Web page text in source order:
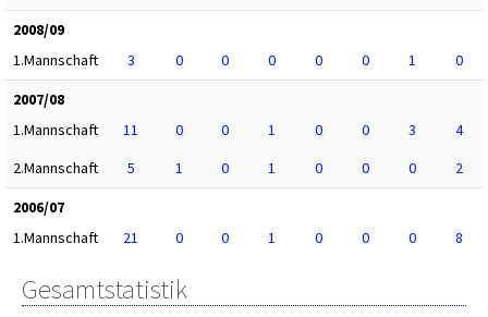
2008/09
1.Mannschaft
3 0 0 0 0 0 1
0
2007/08
1.Mannschaft
11 0 0 1 0 0 3
4
2.Mannschaft
5 1 0 1 0 0 0
2
2006/07
1.Mannschaft
21 0 0 1 0 0 0 8
Gesamtstatistik